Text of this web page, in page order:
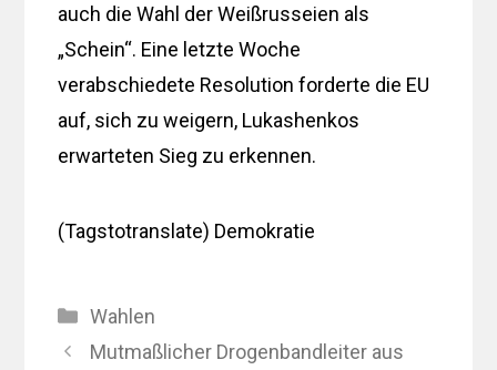
auch die Wahl der Weißrusseien als
„Schein“. Eine letzte Woche
verabschiedete Resolution forderte die EU
auf, sich zu weigern, Lukashenkos
erwarteten Sieg zu erkennen.
(Tagstotranslate) Demokratie
Kategorien
Wahlen
Mutmaßlicher Drogenbandleiter aus